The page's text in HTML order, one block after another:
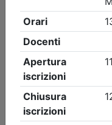
Dettagli evento
A pagamento